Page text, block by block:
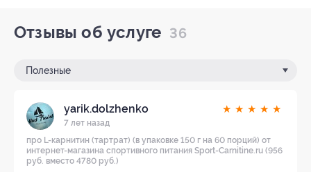
Отзывы об услуге 36
Полезные
yarik.dolzhenko
7 лет назад
★ ★ ★ ★ ★
про L-карнитин (тартрат) (в упаковке 150 г на 60 порций) от
интернет-магазина спортивного питания Sport-Carnitine.ru (956
руб. вместо 4780 руб.)